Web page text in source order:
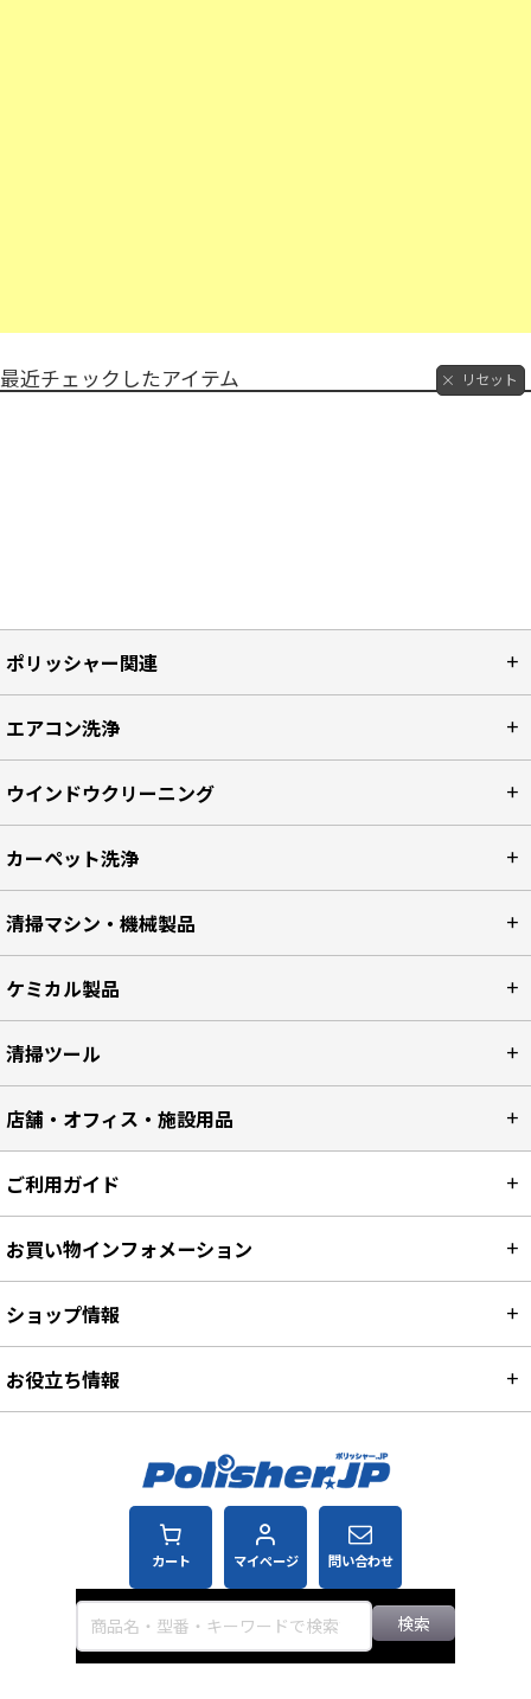
最近チェックしたアイテム リセット
ポリッシャー関連
エアコン洗浄
ウインドウクリーニング
カーペット洗浄
清掃マシン・機械製品
ケミカル製品
清掃ツール
店舗・オフィス・施設用品
カート マイページ 問い合わせ
検索
ご利用ガイド
お買い物インフォメーション
ショップ情報
お役立ち情報